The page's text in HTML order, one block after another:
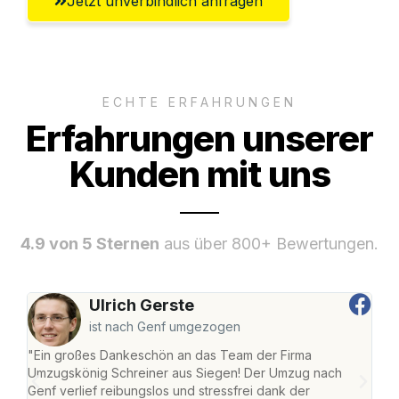
ECHTE ERFAHRUNGEN
Erfahrungen unserer
Kunden mit uns
4.9 von 5 Sternen aus über 800+ Bewertungen.
Ulrich Gerste
ist nach Genf umgezogen
"Ein großes Dankeschön an das Team der Firma
Umzugskönig Schreiner aus Siegen! Der Umzug nach
Genf verlief reibungslos und stressfrei dank der